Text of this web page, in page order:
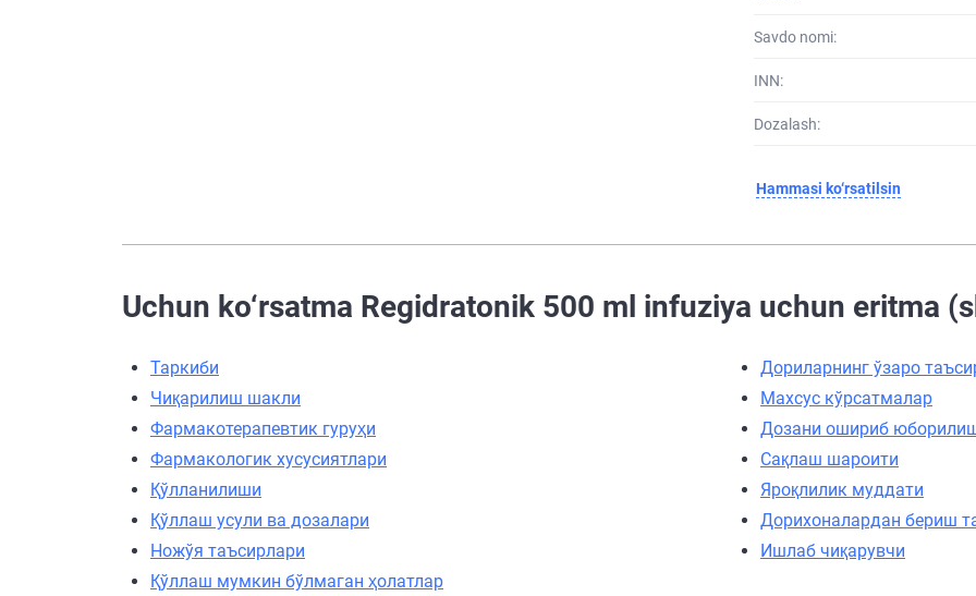
Savdo nomi:
INN:
Dozalash:
Hammasi ko‘rsatilsin
Uchun ko‘rsatma Regidratonik 500 ml infuziya uchun eritma
Таркиби
Чиқарилиш шакли
Фармакотерапевтик гуруҳи
Фармакологик хусусиятлари
Қўлланилиши
Қўллаш усули ва дозалари
Ножўя таъсирлари
Қўллаш мумкин бўлмаган ҳолатлар
Дориларнинг ўзаро
Махсус кўрсатмалар
Дозани ошириб
Сақлаш шароити
Яроқлилик муддати
Дорихоналардан бериш
Ишлаб чиқарувчи